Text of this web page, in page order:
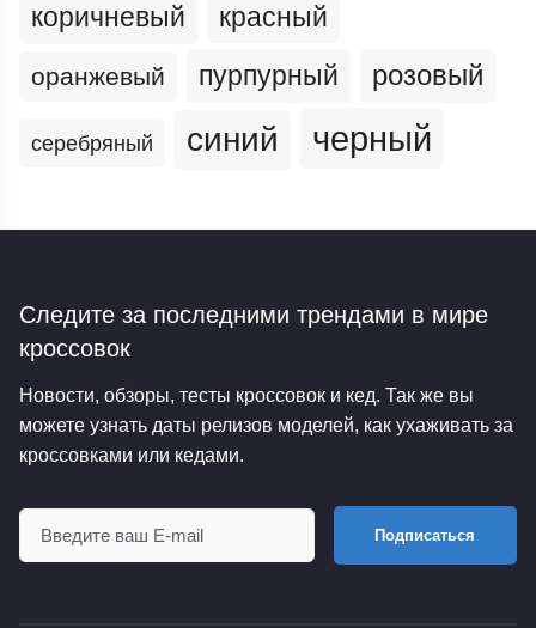
коричневый красный
оранжевый пурпурный розовый
серебряный синий черный
Следите за последними трендами в мире
кроссовок
Новости, обзоры, тесты кроссовок и кед. Так же вы
можете узнать даты релизов моделей, как ухаживать за
кроссовками или кедами.
Подписаться